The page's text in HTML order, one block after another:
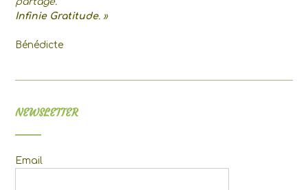
Infinie Gratitude. »
Bénédicte
NEWSLETTER
Email